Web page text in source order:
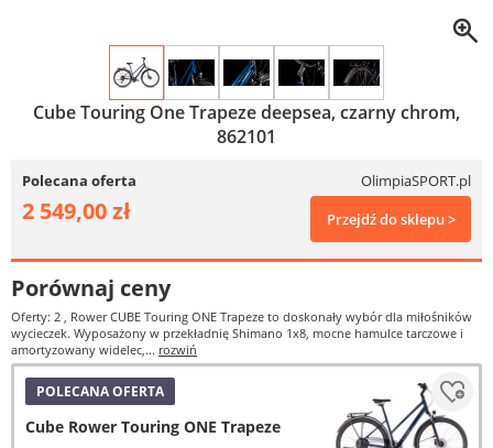
Cube Touring One Trapeze deepsea, czarny chrom,
862101
Polecana oferta OlimpiaSPORT.pl
2 549,00 zł Przejdź do sklepu >
Porównaj ceny
Oferty: 2 , Rower CUBE Touring ONE Trapeze to doskonały wybór dla miłośników
wycieczek. Wyposażony w przekładnię Shimano 1x8, mocne hamulce tarczowe i
amortyzowany widelec,... rozwiń
POLECANA OFERTA
Cube Rower Touring ONE Trapeze